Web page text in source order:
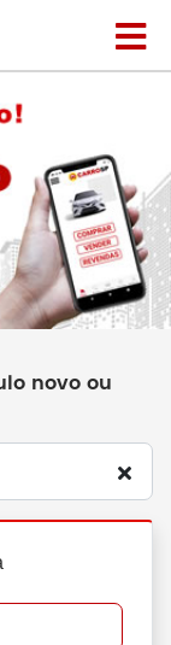
novo ou